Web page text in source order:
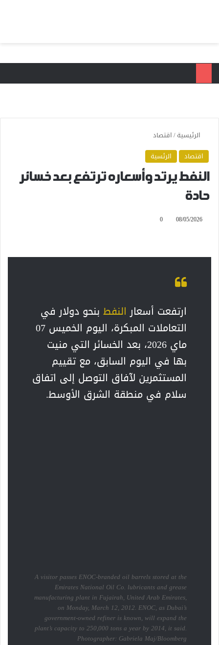
الرئيسية/اقتصاد
اقتصاد
الرئسية
النفط يرتد وأسعاره ترتفع بعد خسائر
حادة
08/05/2026
0
ارتفعت أسعار النفط بنحو دولار في
التعاملات المبكرة، اليوم الخميس 07
ماي 2026، بعد الخسائر التي منيت
بها في اليوم السابق، مع تقييم
المستثمرين لآفاق التوصل إلى اتفاق
سلام في منطقة الشرق الأوسط.
A visitor passes ENOC-branded oil barrels stored at the
Emirates National Oil Co. lubricants and grease
manufacturing plant in Fujairah, United Arab Emirates,
on Monday, March 12, 2012. ENOC, as Dubai’s
government-owned refiner is known, will expand the
plant’s capacity to 250,000 tons a year by 2014, it said.
Photographer: Gabriela Maj/Bloomberg